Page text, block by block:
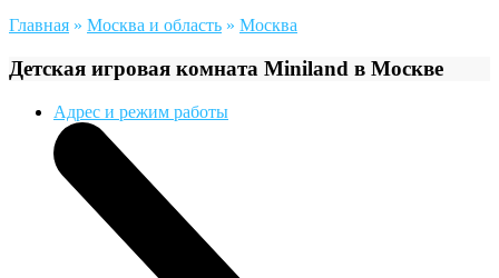
Главная » Москва и область » Москва
Детская игровая комната Miniland в Москве
Адрес и режим работы